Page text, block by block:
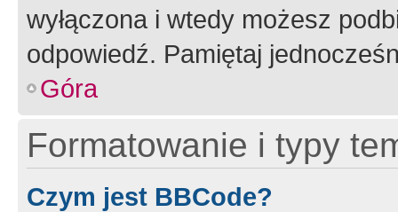
wyłączona i wtedy możesz
odpowiedź. Pamiętaj
Góra
Formatowanie i typy
Czym jest BBCode?